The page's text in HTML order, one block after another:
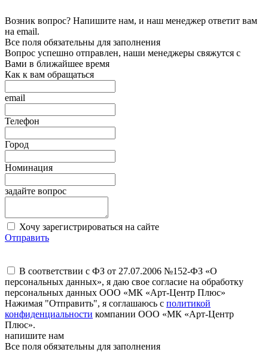
Возник вопрос? Напишите нам, и наш менеджер ответит вам
на email.
Все поля обязательны для заполнения
Вопрос успешно отправлен, наши менеджеры свяжутся с
Вами в ближайшее время
Как к вам обращаться
email
Телефон
Город
Номинация
задайте вопрос
Хочу зарегистрироваться на сайте
Отправить
В соответствии с ФЗ от 27.07.2006 №152-ФЗ «О
персональных данных», я даю свое согласие на обработку
персональных данных ООО «МК «Арт-Центр Плюс»
Нажимая "Отправить", я соглашаюсь с политикой
конфиденциальности компании ООО «МК «Арт-Центр
Плюс».
напишите нам
Все поля обязательны для заполнения